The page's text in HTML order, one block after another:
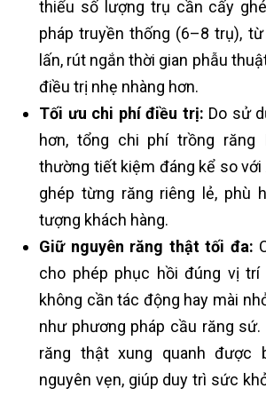
thiểu số lượng trụ cần cấy
pháp truyền thống (6–8 trụ),
lấn, rút ngắn thời gian phẫu
điều trị nhẹ nhàng hơn.
Tối ưu chi phí điều trị: Do sử
hơn, tổng chi phí trồng răng
thường tiết kiệm đáng kể so
ghép từng răng riêng lẻ, phù
tượng khách hàng.
Giữ nguyên răng thật tối đa:
cho phép phục hồi đúng vị
không cần tác động hay mài
như phương pháp cầu răng
răng thật xung quanh được
nguyên vẹn, giúp duy trì sức